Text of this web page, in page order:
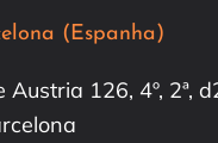
(Espanha)
Austria 126, 4º, 2ª,